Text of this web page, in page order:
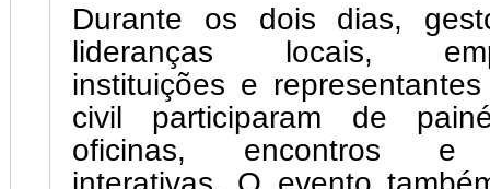
Durante os dois dias,
lideranças locais,
instituições e
civil participaram de
oficinas, encontros e